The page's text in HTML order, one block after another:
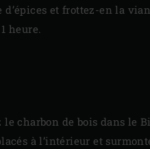
d’épices et frottez-en la
heure.
charbon de bois dans le
à l’intérieur et